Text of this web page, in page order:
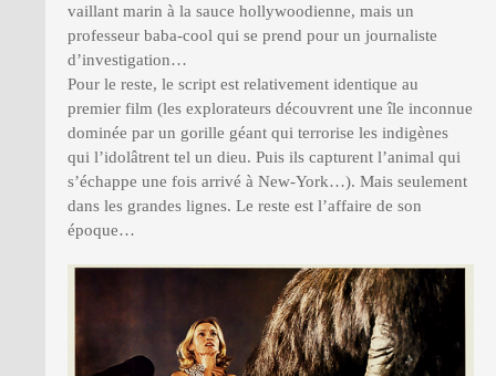
vaillant marin à la sauce hollywoodienne, mais un
professeur baba-cool qui se prend pour un journaliste
d’investigation…
Pour le reste, le script est relativement identique au
premier film (les explorateurs découvrent une île inconnue
dominée par un gorille géant qui terrorise les indigènes
qui l’idolâtrent tel un dieu. Puis ils capturent l’animal qui
s’échappe une fois arrivé à New-York…). Mais seulement
dans les grandes lignes. Le reste est l’affaire de son
époque…